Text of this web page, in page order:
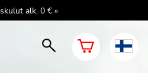
alk. 0 € »